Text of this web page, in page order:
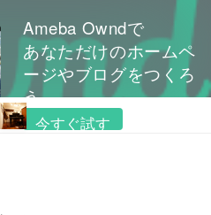
Ameba Owndで
あなただけのホームペ
ージやブログをつくろ
う
今すぐ試す